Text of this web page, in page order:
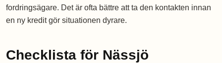
fordringsägare. Det är ofta bättre att ta den kontakten innan
en ny kredit gör situationen dyrare.
Checklista för Nässjö